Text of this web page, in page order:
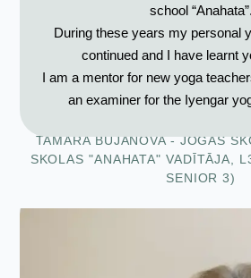
TAMĀRA BUJANOVA - JOGAS
SKOLAS "ANAHATA" VADĪTĀJA,
SENIOR 3)
school “Anahata”.
During these years my personal
continued and I have learnt
I am a mentor for new yoga
an examiner for the Iyengar